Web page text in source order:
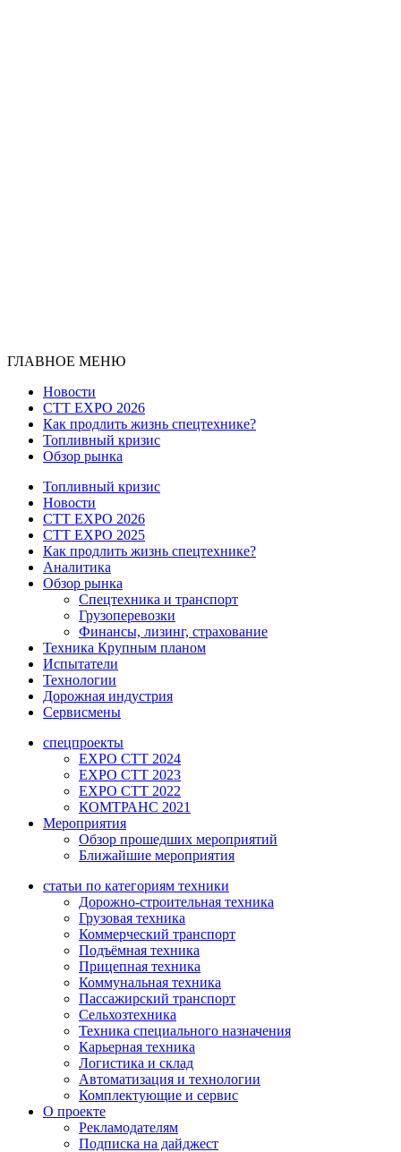
ГЛАВНОЕ МЕНЮ
Новости
CTT EXPO 2026
Как продлить жизнь спецтехнике?
Топливный кризис
Обзор рынка
Топливный кризис
Новости
CTT EXPO 2026
CTT EXPO 2025
Как продлить жизнь спецтехнике?
Аналитика
Обзор рынка
Спецтехника и транспорт
Грузоперевозки
Финансы, лизинг, страхование
Техника Крупным планом
Испытатели
Технологии
Дорожная индустрия
Сервисмены
спецпроекты
EXPO CTT 2024
EXPO CTT 2023
EXPO CTT 2022
КОМТРАНС 2021
Мероприятия
Обзор прошедших мероприятий
Ближайшие мероприятия
статьи по категориям техники
Дорожно-строительная техника
Грузовая техника
Коммерческий транспорт
Подъёмная техника
Прицепная техника
Коммунальная техника
Пассажирский транспорт
Сельхозтехника
Техника специального назначения
Карьерная техника
Логистика и склад
Автоматизация и технологии
Комплектующие и сервис
О проекте
Рекламодателям
Подписка на дайджест